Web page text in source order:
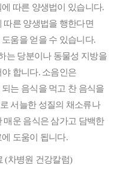
따른 양생법이 있습니다.
따른 양생법을 행한다면
움을 얻을 수 있습니다.
는 당분이나 동물성 지방을
합니다. 소음인은
는 음식을 먹고 찬 음식을
서늘한 성질의 채소류나
매운 음식은 삼가고 담백한
도움이 됩니다.
(차병원 건강칼럼)